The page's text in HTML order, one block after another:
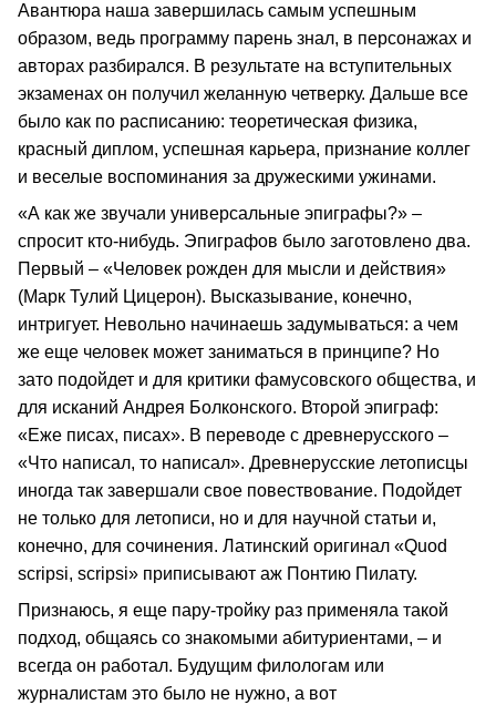
Авантюра наша завершилась самым успешным
образом, ведь программу парень знал, в персонажах и
авторах разбирался. В результате на вступительных
экзаменах он получил желанную четверку. Дальше все
было как по расписанию: теоретическая физика,
красный диплом, успешная карьера, признание коллег
и веселые воспоминания за дружескими ужинами.
«А как же звучали универсальные эпиграфы?» –
спросит кто-нибудь. Эпиграфов было заготовлено два.
Первый – «Человек рожден для мысли и действия»
(Марк Тулий Цицерон). Высказывание, конечно,
интригует. Невольно начинаешь задумываться: а чем
же еще человек может заниматься в принципе? Но
зато подойдет и для критики фамусовского общества, и
для исканий Андрея Болконского. Второй эпиграф:
«Еже писах, писах». В переводе с древнерусского –
«Что написал, то написал». Древнерусские летописцы
иногда так завершали свое повествование. Подойдет
не только для летописи, но и для научной статьи и,
конечно, для сочинения. Латинский оригинал «Quod
scripsi, scripsi» приписывают аж Понтию Пилату.
Признаюсь, я еще пару-тройку раз применяла такой
подход, общаясь со знакомыми абитуриентами, – и
всегда он работал. Будущим филологам или
журналистам это было не нужно, а вот